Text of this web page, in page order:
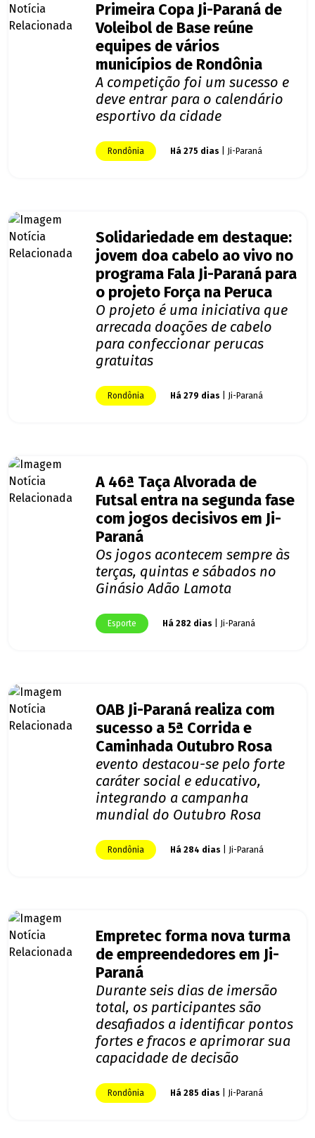
Primeira Copa Ji-Paraná de
Voleibol de Base reúne
equipes de vários
municípios de Rondônia
A competição foi um sucesso e
deve entrar para o calendário
esportivo da cidade
Rondônia Há 275 dias | Ji-Paraná
Solidariedade em destaque:
jovem doa cabelo ao vivo no
programa Fala Ji-Paraná para
o projeto Força na Peruca
O projeto é uma iniciativa que
arrecada doações de cabelo
para confeccionar perucas
gratuitas
Rondônia Há 279 dias | Ji-Paraná
A 46ª Taça Alvorada de
Futsal entra na segunda fase
com jogos decisivos em Ji-
Paraná
Os jogos acontecem sempre às
terças, quintas e sábados no
Ginásio Adão Lamota
Esporte Há 282 dias | Ji-Paraná
OAB Ji-Paraná realiza com
sucesso a 5ª Corrida e
Caminhada Outubro Rosa
evento destacou-se pelo forte
caráter social e educativo,
integrando a campanha
mundial do Outubro Rosa
Rondônia Há 284 dias | Ji-Paraná
Empretec forma nova turma
de empreendedores em Ji-
Paraná
Durante seis dias de imersão
total, os participantes são
desafiados a identificar pontos
fortes e fracos e aprimorar sua
capacidade de decisão
Rondônia Há 285 dias | Ji-Paraná